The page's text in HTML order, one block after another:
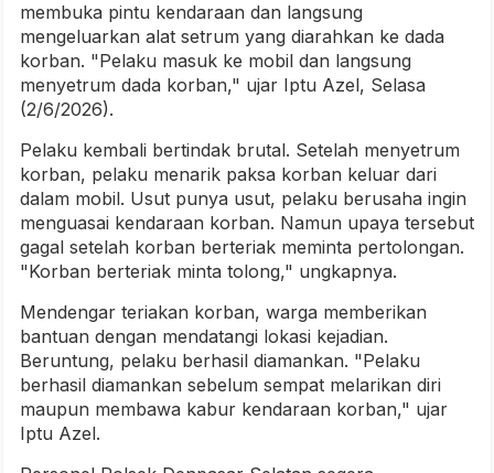
membuka pintu kendaraan dan langsung
mengeluarkan alat setrum yang diarahkan ke dada
korban. "Pelaku masuk ke mobil dan langsung
menyetrum dada korban," ujar Iptu Azel, Selasa
(2/6/2026).
Pelaku kembali bertindak brutal. Setelah menyetrum
korban, pelaku menarik paksa korban keluar dari
dalam mobil. Usut punya usut, pelaku berusaha ingin
menguasai kendaraan korban. Namun upaya tersebut
gagal setelah korban berteriak meminta pertolongan.
"Korban berteriak minta tolong," ungkapnya.
Mendengar teriakan korban, warga memberikan
bantuan dengan mendatangi lokasi kejadian.
Beruntung, pelaku berhasil diamankan. "Pelaku
berhasil diamankan sebelum sempat melarikan diri
maupun membawa kabur kendaraan korban," ujar
Iptu Azel.